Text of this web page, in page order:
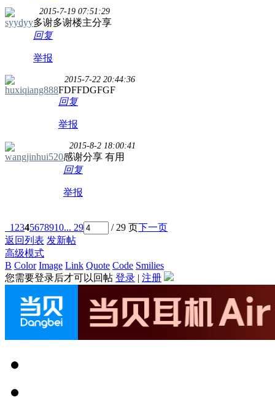
syydyy
2015-7-19 07:51:29
多谢多谢楼主分享
回复
举报
huxiqiang888
2015-7-22 20:44:36
FDFFDGFGF
回复
举报
wangjinhui520
2015-8-2 18:00:41
感谢分享 有用
回复
举报
1 2345678910... 29 / 29 页下一页
返回列表 发新帖
高级模式
B Color Image Link Quote Code Smilies
您需要登录后才可以回帖 登录 | 注册